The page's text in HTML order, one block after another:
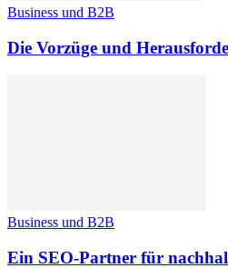
Business und B2B
Die Vorzüge und
Business und B2B
Ein SEO-Partner für